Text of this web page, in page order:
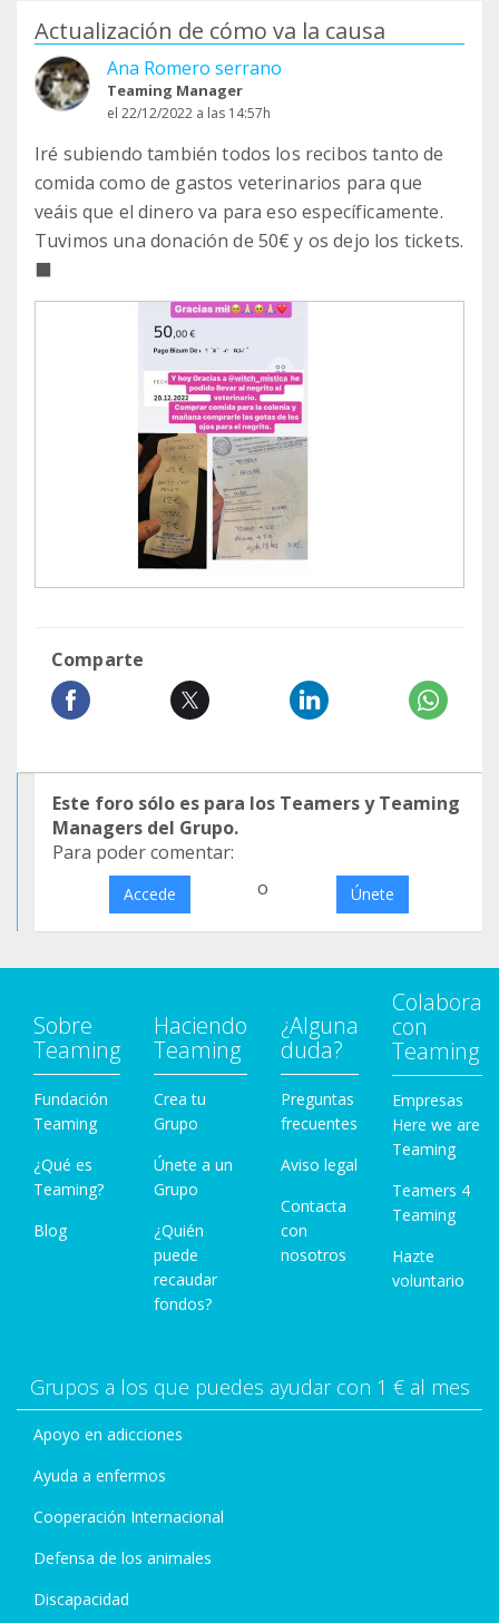
Actualización de cómo va la causa
Ana Romero serrano
Teaming Manager
el 22/12/2022 a las 14:57h
Iré subiendo también todos los recibos tanto de
comida como de gastos veterinarios para que
veáis que el dinero va para eso específicamente.
Tuvimos una donación de 50€ y os dejo los tickets.
‍⬛
Comparte
Este foro sólo es para los Teamers y Teaming
Managers del Grupo.
Para poder comentar:
Accede o Únete
Sobre
Teaming
Fundación
Teaming
¿Qué es
Teaming?
Blog
Haciendo
Teaming
Crea tu
Grupo
Únete a un
Grupo
¿Quién
puede
recaudar
fondos?
¿Alguna
duda?
Preguntas
frecuentes
Aviso legal
Contacta
con
nosotros
Colabora
con
Teaming
Empresas
Here we are
Teaming
Teamers 4
Teaming
Hazte
voluntario
Grupos a los que puedes ayudar con 1 € al mes
Apoyo en adicciones
Ayuda a enfermos
Cooperación Internacional
Defensa de los animales
Discapacidad